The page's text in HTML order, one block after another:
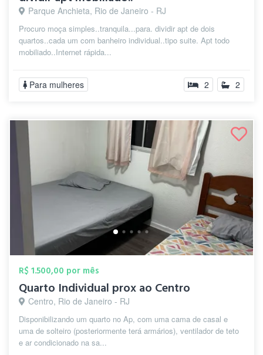
Parque Anchieta, Rio de Janeiro - RJ
Procuro moça simples..tranquila...para. dividir apt de dois
quartos..cada um com banheiro individual..tipo suite. Apt todo
mobiliado..Internet rápida...
Para mulheres 2 2
R$ 1.500,00 por mês
Quarto Individual prox ao Centro
Centro, Rio de Janeiro - RJ
Disponibilizando um quarto no Ap, com uma cama de casal e
uma de solteiro (posteriormente terá armários), ventilador de teto
e ar condicionado na sa...